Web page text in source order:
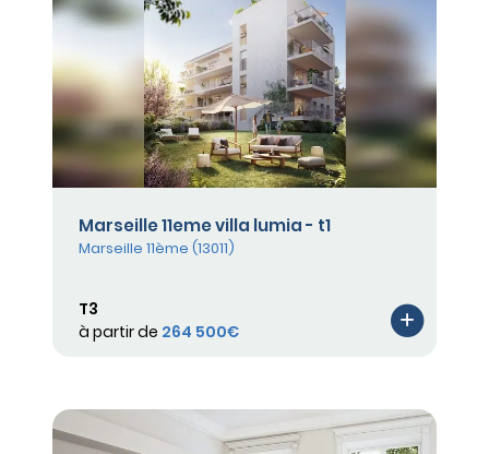
Marseille 11eme villa lumia - t1
Marseille 11ème (13011)
T3
à partir de 264 500€